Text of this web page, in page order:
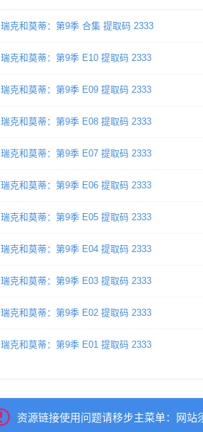
瑞克和莫蒂：第9季 合集 提取码 2333
瑞克和莫蒂：第9季 E10 提取码 2333
瑞克和莫蒂：第9季 E09 提取码 2333
瑞克和莫蒂：第9季 E08 提取码 2333
瑞克和莫蒂：第9季 E07 提取码 2333
瑞克和莫蒂：第9季 E06 提取码 2333
瑞克和莫蒂：第9季 E05 提取码 2333
瑞克和莫蒂：第9季 E04 提取码 2333
瑞克和莫蒂：第9季 E03 提取码 2333
瑞克和莫蒂：第9季 E02 提取码 2333
瑞克和莫蒂：第9季 E01 提取码 2333
资源链接使用问题请移步主菜单：网